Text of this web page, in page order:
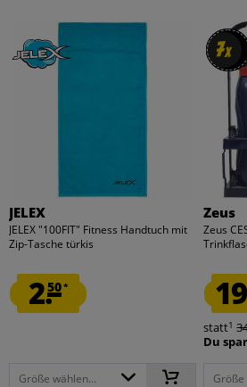
JELEX
JELEX "100FIT" Fitness Handtuch mit
Zip-Tasche türkis
2.50*
Größe wählen...
7x
7x
Zeus
Zeus
statt1
Du
Größe